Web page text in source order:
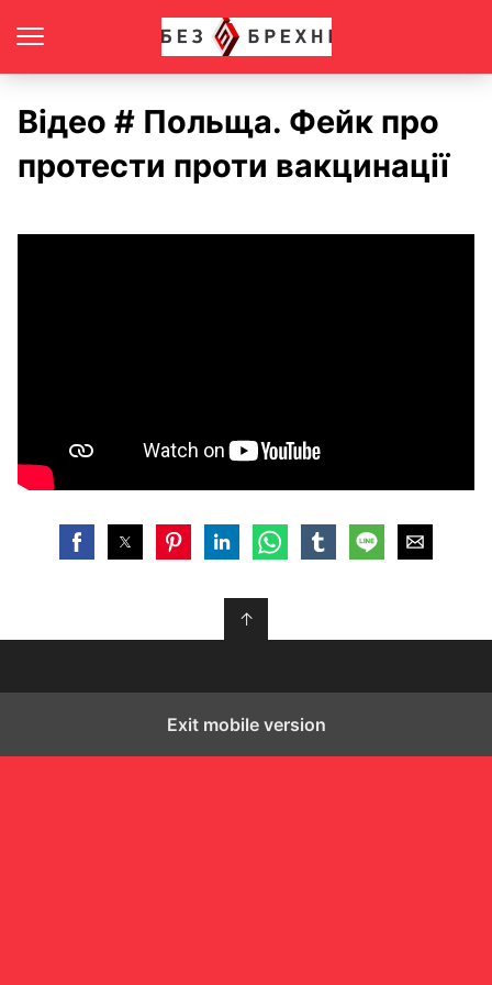
Відео # Польща. Фейк про
протести проти вакцинації
↑
Exit mobile version